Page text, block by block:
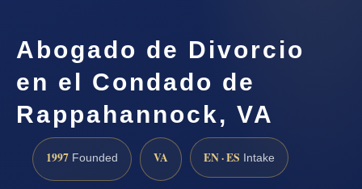
Abogado de Divorcio
en el Condado de
Rappahannock, VA
1997 Founded VA EN · ES Intake